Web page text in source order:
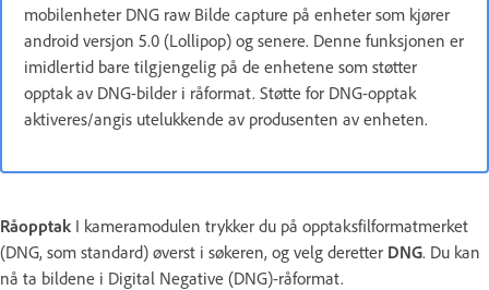
mobilenheter DNG raw Bilde capture på enheter som kjører
android versjon 5.0 (Lollipop) og senere. Denne funksjonen er
imidlertid bare tilgjengelig på de enhetene som støtter
opptak av DNG-bilder i råformat. Støtte for DNG-opptak
aktiveres/angis utelukkende av produsenten av enheten.
Råopptak I kameramodulen trykker du på opptaksfilformatmerket
(DNG, som standard) øverst i søkeren, og velg deretter DNG. Du kan
nå ta bildene i Digital Negative (DNG)-råformat.